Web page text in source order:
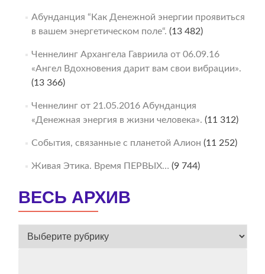
Абунданция “Как Денежной энергии проявиться
в вашем энергетическом поле“. (13 482)
Ченнелинг Архангела Гавриила от 06.09.16
«Ангел Вдохновения дарит вам свои вибрации».
(13 366)
Ченнелинг от 21.05.2016 Абунданция
«Денежная энергия в жизни человека». (11 312)
События, связанные с планетой Алион (11 252)
Живая Этика. Время ПЕРВЫХ… (9 744)
ВЕСЬ АРХИВ
ВЕСЬ